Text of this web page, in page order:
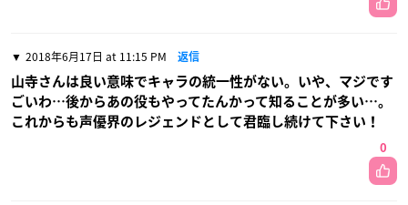
2018年6月17日 at 11:15 PM 返信
山寺さんは良い意味でキャラの統一性がない。いや、マジです
ごいわ…後からあの役もやってたんかって知ることが多い…。
これからも声優界のレジェンドとして君臨し続けて下さい！
0